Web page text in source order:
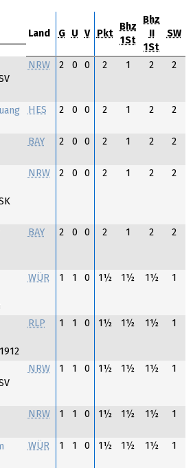
Land G U V Pkt
Bhz
1St
Bhz
1St
SW
NRW 2 0 0 2 1 2 2
HES 2 0 0 2 1 2 2
BAY 2 0 0 2 1 2 2
NRW 2 0 0 2 1 2 2
BAY 2 0 0 2 1 2 2
WÜR 1 1 0 1½ 1½ 1½ 1
RLP 1 1 0 1½ 1½ 1½ 1
NRW 1 1 0 1½ 1½ 1½ 1
NRW 1 1 0 1½ 1½ 1½ 1
WÜR 1 1 0 1½ 1½ 1½ 1